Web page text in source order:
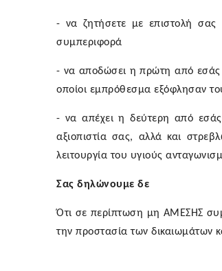
- να ζητήσετε με επιστολή
συμπεριφορά
- να αποδώσει η πρώτη από εσάς
οποίοι εμπρόθεσμα εξόφλησαν
- να απέχει η δεύτερη από εσάς
αξιοπιστία σας, αλλά και
λειτουργία του υγιούς
Σας δηλώνουμε δε
Ότι σε περίπτωση μη ΑΜΕΣΗΣ
την προστασία των δικαιωμάτων